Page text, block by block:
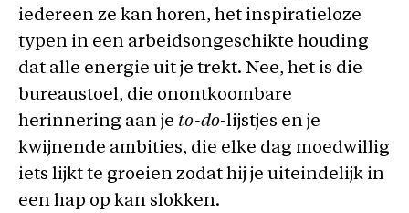
iedereen ze kan horen, het inspiratieloze
typen in een arbeidsongeschikte houding
dat alle energie uit je trekt. Nee, het is die
bureaustoel, die onontkoombare
herinnering aan je to-do-lijstjes en je
kwijnende ambities, die elke dag moedwillig
iets lijkt te groeien zodat hij je uiteindelijk in
een hap op kan slokken.